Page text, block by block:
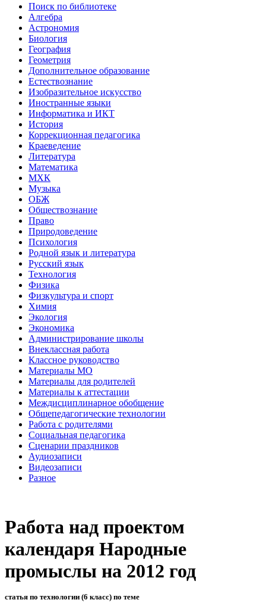
Поиск по библиотеке
Алгебра
Астрономия
Биология
География
Геометрия
Дополнительное образование
Естествознание
Изобразительное искусство
Иностранные языки
Информатика и ИКТ
История
Коррекционная педагогика
Краеведение
Литература
Математика
МХК
Музыка
ОБЖ
Обществознание
Право
Природоведение
Психология
Родной язык и литература
Русский язык
Технология
Физика
Физкультура и спорт
Химия
Экология
Экономика
Администрирование школы
Внеклассная работа
Классное руководство
Материалы МО
Материалы для родителей
Материалы к аттестации
Междисциплинарное обобщение
Общепедагогические технологии
Работа с родителями
Социальная педагогика
Сценарии праздников
Аудиозаписи
Видеозаписи
Разное
Работа над проектом
календаря Народные
промыслы на 2012 год
статья по технологии (6 класс) по теме